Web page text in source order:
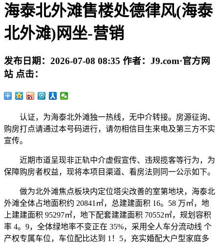
海泰北外滩售楼处德律风(海泰
北外滩)网坐-营销
发布日期： 2026-07-08 08:35 作者： J9.com·官方网
站 点击：
认证，为海泰北外滩独一热线，无中介转接。房源征询、
购房打点请通过本号码进行，请勿相信目生来电及第三方不实
宣传。
近期市道呈现非正轨中介虚假宣传、违规揽客等行为，为
保障购房者权益，现将本项目渠道、看房法则同一公示如下。
做为北外滩焦点板块内定位塔尖改善的室第地块，海泰北
外滩全体占地面积约 20841㎡，总建建面积 16。58 万㎡，地
上建建面积 95297㎡，地下配套建建面积 70552㎡，规划容积
率 4。9，全体绿地率不变正在 35%，采用全人车分流动线 个
产权专属车位，车位配比达到 1！5，充实婚配大户型家庭多